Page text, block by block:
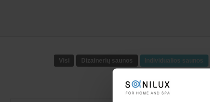
Visi Dizainerių saunos Individualios saunos